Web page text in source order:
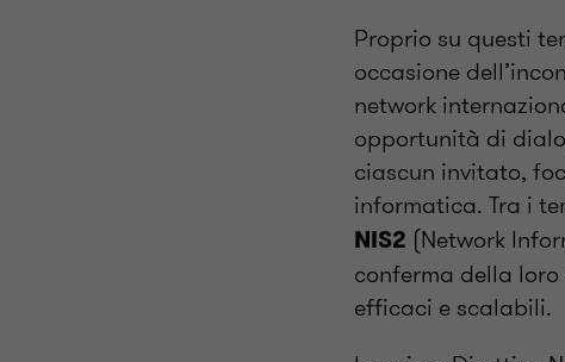
Proprio su questi
occasione
network
opportunità di
ciascun invitato,
informatica. Tra i
NIS2 (Network
conferma della
efficaci e scalabili.